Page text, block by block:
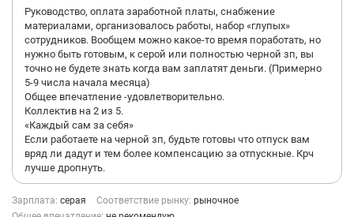
Руководство, оплата заработной платы, снабжение
материалами, организовалось работы, набор «глупых»
сотрудников. Вообщем можно какое-то время поработать, но
нужно быть готовым, к серой или полностью черной зп, вы
точно не будете знать когда вам заплатят деньги. (Примерно
5-9 числа начала месяца)
Общее впечатление -удовлетворительно.
Коллектив на 2 из 5.
«Каждый сам за себя»
Если работаете на черной зп, будьте готовы что отпуск вам
вряд ли дадут и тем более компенсацию за отпускные. Крч
лучше дропнуть.
Зарплата: серая Соответствие рынку: рыночное